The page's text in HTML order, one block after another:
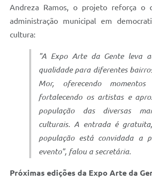
Andreza Ramos, o projeto reforça o
administração municipal em
cultura:
"A Expo Arte da Gente leva
qualidade para diferentes
Mor, oferecendo
fortalecendo os artistas e
população das diversas
culturais. A entrada é
população está convidada a
evento", falou a secretária.
Próximas edições da Expo Arte da